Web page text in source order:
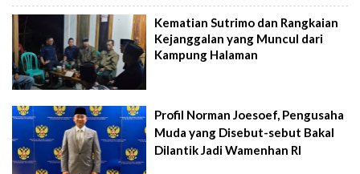
Kematian Sutrimo dan Rangkaian
Kejanggalan yang Muncul dari
Kampung Halaman
Profil Norman Joesoef, Pengusaha
Muda yang Disebut-sebut Bakal
Dilantik Jadi Wamenhan RI